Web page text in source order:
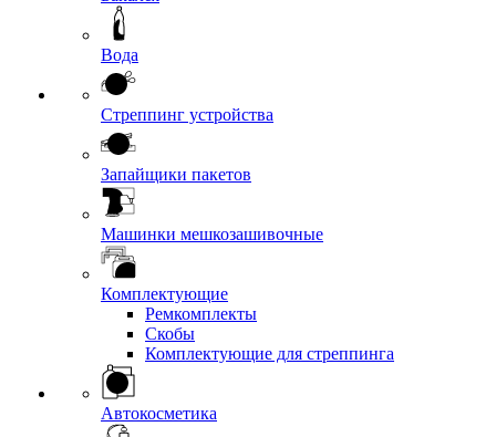
Вода
Стреппинг устройства
Запайщики пакетов
Машинки мешкозашивочные
Комплектующие
Ремкомплекты
Скобы
Комплектующие для стреппинга
Автокосметика